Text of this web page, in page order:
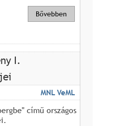
Bővebben
I.
MNL VeML
című országos